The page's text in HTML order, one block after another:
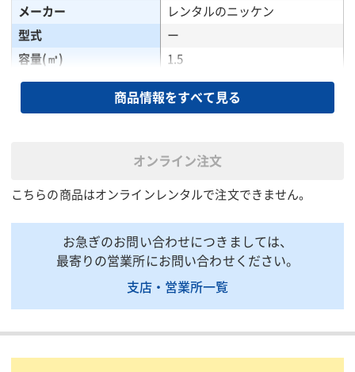
メーカー
レンタルのニッケン
型式
ー
容量(㎥)
1.5
全長(mm)
2012
1026
450
がございます。詳しい仕様につきましては、最寄の営業所までお問い合わせ下さ
商品説明・特徴
商品用途:水に混じる油などをタンク内で分離させ、排水処理する
ためのタンクです。建設現場・工事現場での汚水、排水処理槽に
最適です。
商品情報をすべて見る
オンライン注文
こちらの商品はオンラインレンタルで注文できません。
お急ぎのお問い合わせにつきましては、
最寄りの営業所にお問い合わせください。
支店・営業所一覧